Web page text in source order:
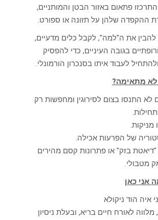
פתאום באזור הבטן והמותניים,
ההקפדה שלהן על תזונה או ספורט.
להבין את ה"למה", לקבל כלים מדעיים,
בגובה העיניים, כדי להפסיק
לעבוד איתו בסנכרון הורמונלי.
לא מתאימה?
התנסו בצום לסירוגין ומחפשות רק
מניקות.
של הפרעות אכילה.
בזק" או פתרונות קסם מהירים
מטבולי.
אני כאן
איה הוד ניקולא
מלווה לאורח חיים בריא, ובעלת ניסיון